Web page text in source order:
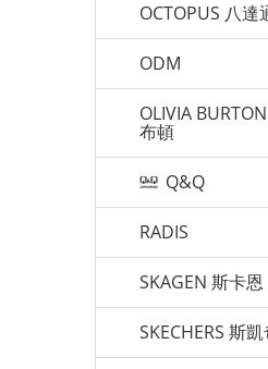
OCTOPUS 八達
ODM
OLIVIA
布頓
Q&Q
RADIS
SKAGEN 斯卡恩
SKECHERS 斯